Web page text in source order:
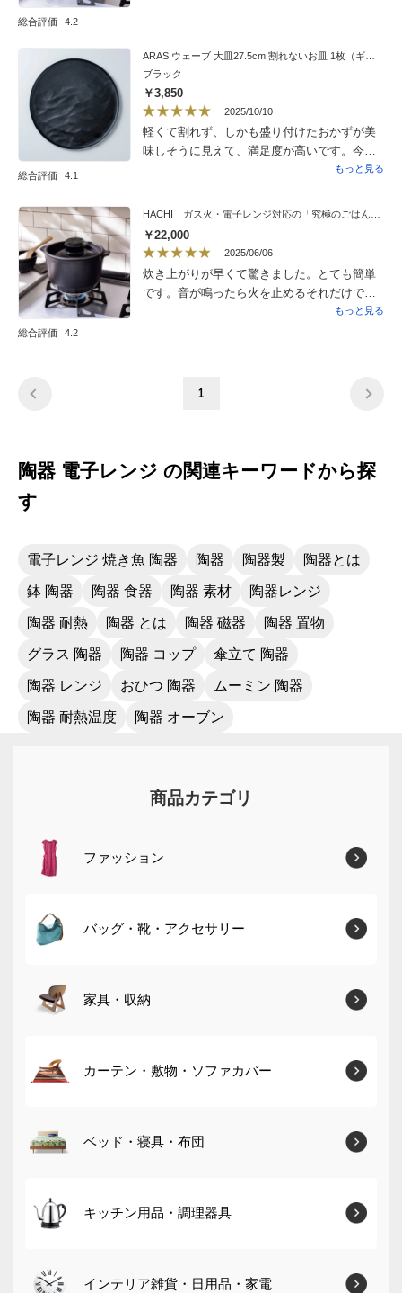
総合評価 4.2
総合評価 4.1
ARAS ウェーブ 大皿27.5cm 割れないお皿 1枚（ギフト箱入り）
ブラック
￥3,850
2025/10/10
軽くて割れず、しかも盛り付けたおかずが美
味しそうに見えて、満足度が高いです。今ま
では、陶器のこのサイズの皿は重くて段々と
れないので普段使いにも最適で、ご飯まで
洗い物も減って楽です。
もっと見る
総合評価 4.2
￥22,000
2025/06/06
炊き上がりが早くて驚きました。とても簡単
です。音が鳴ったら火を止めるそれだけで美
味しい御飯が炊けます。毎日の朝ごはんに助
もっと見る
1
陶器 電子レンジ の関連キーワードから探
す
電子レンジ 焼き魚 陶器 陶器 陶器製 陶器とは
鉢 陶器 陶器 食器 陶器 素材 陶器レンジ
陶器 耐熱 陶器 とは 陶器 磁器 陶器 置物
グラス 陶器 陶器 コップ 傘立て 陶器
陶器 レンジ おひつ 陶器 ムーミン 陶器
陶器 耐熱温度 陶器 オーブン
商品カテゴリ
ファッション
バッグ・靴・アクセサリー
家具・収納
カーテン・敷物・ソファカバー
ベッド・寝具・布団
キッチン用品・調理器具
インテリア雑貨・日用品・家電